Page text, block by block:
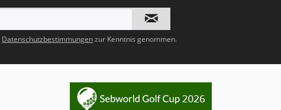
Datenschutzbestimmungenzur Kenntnis genommen.